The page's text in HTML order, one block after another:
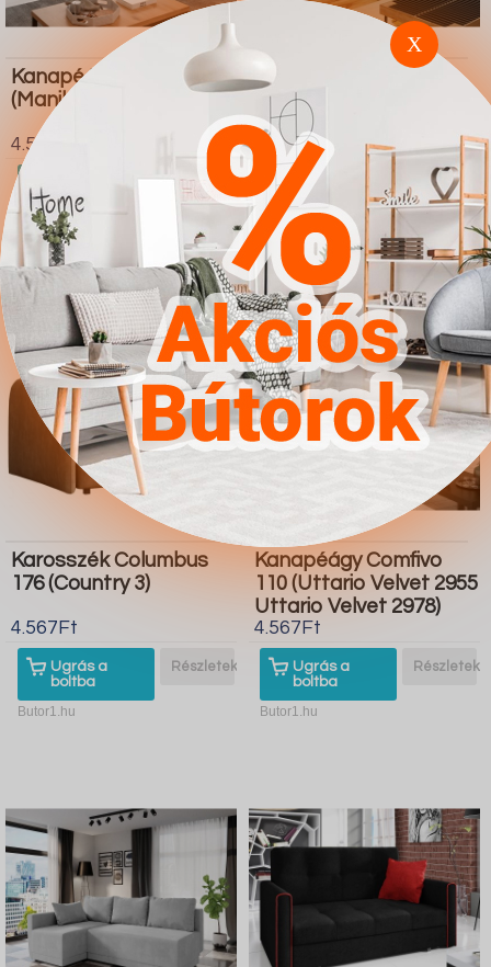
Kanapéágy Muncie 106
(Manila 04)
4.567Ft
boltba
Részletek
Butor1.hu
Kanapéágy Columbus
130 (Poso 145)
4.567Ft
Ugrás a
boltba
Részletek
Butor1.hu
Karosszék Columbus
176 (Country 3)
4.567Ft
Ugrás a
boltba
Részletek
Butor1.hu
Kanapéágy Comfivo
110 (Uttario Velvet 2955
Uttario Velvet 2978)
4.567Ft
Ugrás a
boltba
Részletek
Butor1.hu
X